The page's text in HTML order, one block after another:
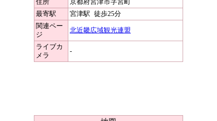
住所
京都府宮津市字宮町
最寄駅
宮津駅 徒歩25分
関連ペー
ジ
北近畿広域観光連盟
ライブカ
メラ
-